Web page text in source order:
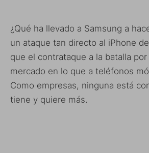
¿Qué ha llevado a Samsung a
un ataque tan directo al iPhone
que el contrataque a la batalla
mercado en lo que a teléfonos
Como empresas, ninguna está
tiene y quiere más.